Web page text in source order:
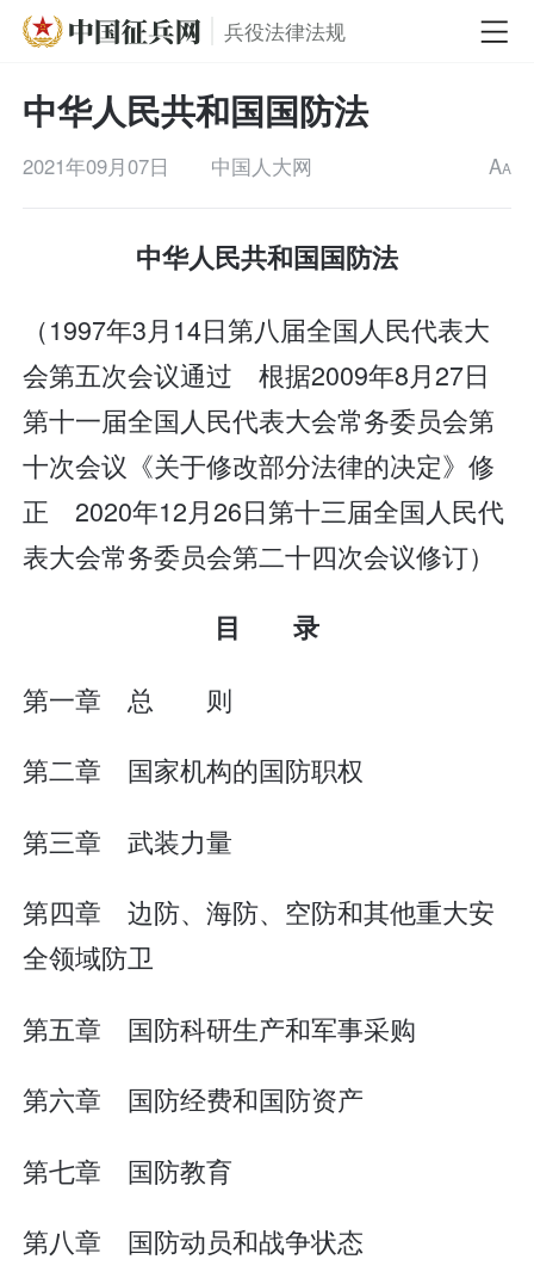
兵役法律法规
中华人民共和国国防法
2021年09月07日 中国人大网 AA
中华人民共和国国防法
（1997年3月14日第八届全国人民代表大
会第五次会议通过 根据2009年8月27日
第十一届全国人民代表大会常务委员会第
十次会议《关于修改部分法律的决定》修
正 2020年12月26日第十三届全国人民代
表大会常务委员会第二十四次会议修订）
目 录
第一章 总 则
第二章 国家机构的国防职权
第三章 武装力量
第四章 边防、海防、空防和其他重大安
全领域防卫
第五章 国防科研生产和军事采购
第六章 国防经费和国防资产
第七章 国防教育
第八章 国防动员和战争状态